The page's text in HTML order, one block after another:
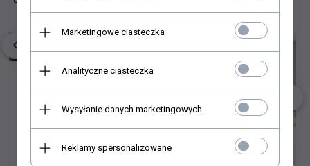
Marketingowe ciasteczka
Analityczne ciasteczka
Wysyłanie danych marketingowych
Reklamy spersonalizowane